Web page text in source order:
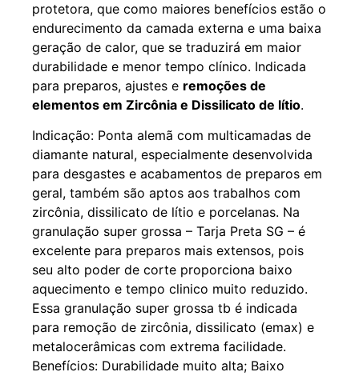
protetora, que como maiores benefícios estão o
endurecimento da camada externa e uma baixa
geração de calor, que se traduzirá em maior
durabilidade e menor tempo clínico. Indicada
para preparos, ajustes e remoções de
elementos em Zircônia e Dissilicato de lítio.
Indicação: Ponta alemã com multicamadas de
diamante natural, especialmente desenvolvida
para desgastes e acabamentos de preparos em
geral, também são aptos aos trabalhos com
zircônia, dissilicato de lítio e porcelanas. Na
granulação super grossa – Tarja Preta SG – é
excelente para preparos mais extensos, pois
seu alto poder de corte proporciona baixo
aquecimento e tempo clinico muito reduzido.
Essa granulação super grossa tb é indicada
para remoção de zircônia, dissilicato (emax) e
metalocerâmicas com extrema facilidade.
Benefícios: Durabilidade muito alta; Baixo